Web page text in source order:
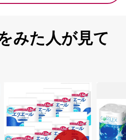
ガ原画」をテーマにした横手
文化の素晴らしさ、「かまく
事、全国的にも有名な「横手
な魅力と出会えるまちです。
みた人が見て